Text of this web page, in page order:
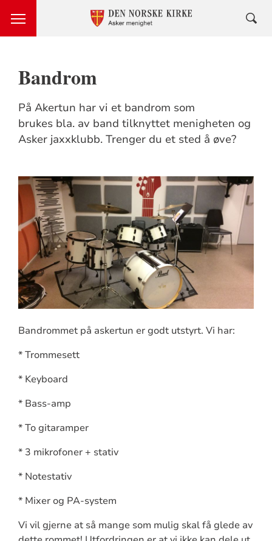
Bandrom
På Akertun har vi et bandrom som
brukes bla. av band tilknyttet menigheten og
Asker jaxxklubb. Trenger du et sted å øve?
Bandrommet på askertun er godt utstyrt. Vi har:
* Trommesett
* Keyboard
* Bass-amp
* To gitaramper
* 3 mikrofoner + stativ
* Notestativ
* Mixer og PA-system
Vi vil gjerne at så mange som mulig skal få glede av